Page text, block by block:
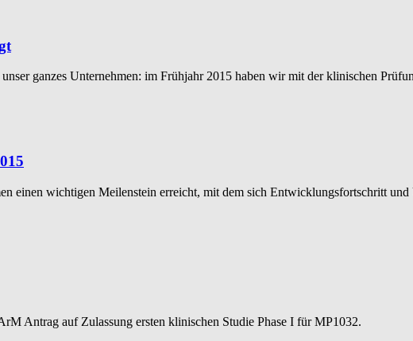
ganzes Unternehmen: im Frühjahr 2015 haben wir mit der klinischen
einen wichtigen Meilenstein erreicht, mit dem sich Entwicklungsfortschritt und
Antrag auf Zulassung ersten klinischen Studie Phase I für MP1032.